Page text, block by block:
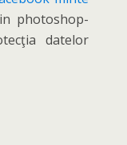
photoshop-
datelor